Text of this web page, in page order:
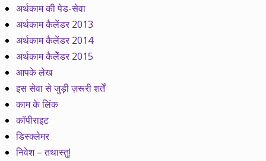
अर्थकाम की पेड-सेवा
अर्थकाम कैलेंडर 2013
अर्थकाम कैलेंडर 2014
अर्थकाम कैलेेंडर 2015
आपके लेख
इस सेवा से जुड़ी ज़रूरी शर्तें
काम के लिंक
कॉपीराइट
डिस्क्लेमर
निवेश – तथास्तु!